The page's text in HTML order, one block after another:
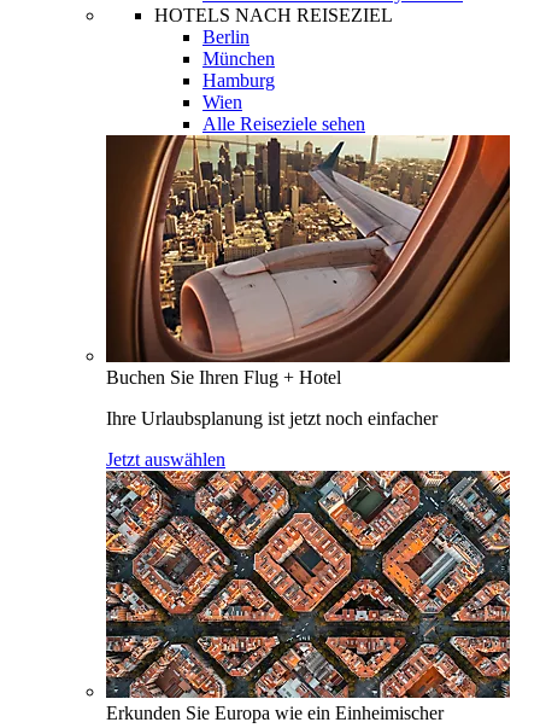
HOTELS NACH REISEZIEL
Berlin
München
Hamburg
Wien
Alle Reiseziele sehen
Buchen Sie Ihren Flug + Hotel
Ihre Urlaubsplanung ist jetzt noch einfacher
Jetzt auswählen
Erkunden Sie Europa wie ein Einheimischer